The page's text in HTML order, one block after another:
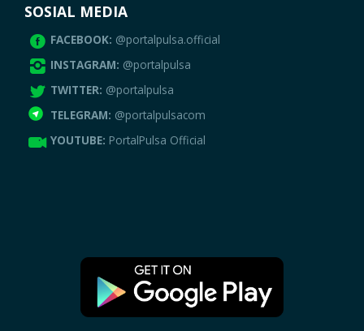
SOSIAL MEDIA
FACEBOOK: @portalpulsa.official
INSTAGRAM: @portalpulsa
TWITTER: @portalpulsa
TELEGRAM: @portalpulsacom
YOUTUBE: PortalPulsa Official